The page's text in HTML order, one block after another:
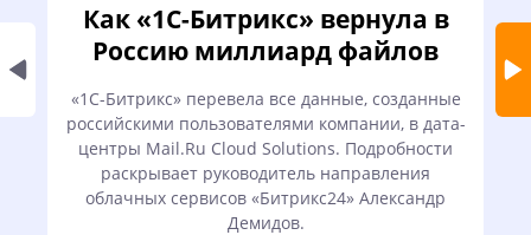
Как «1С-Битрикс» вернула в
Россию миллиард файлов
«1С-Битрикс» перевела все данные, созданные
российскими пользователями компании, в дата-
центры Mail.Ru Cloud Solutions. Подробности
раскрывает руководитель направления
облачных сервисов «Битрикс24» Александр
Демидов.